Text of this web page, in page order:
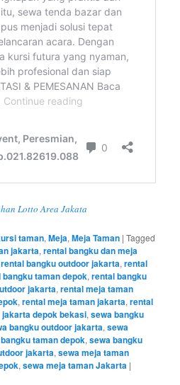
Lotto Area Jakata
taman,Meja,Meja Taman |Tagged
jakarta,rental bangku dan meja
rental bangku outdoor jakarta,rental
bangku taman depok,rental bangku
jakarta,rental meja taman
,rental meja taman jakarta,rental
depok bekasi,sewa bangku
bangku outdoor jakarta,sewa
taman depok,sewa bangku
jakarta,sewa meja taman
,sewa meja taman Jakarta |